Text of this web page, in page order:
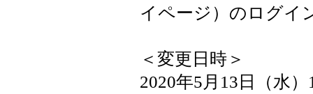
イページ）のログイ
＜変更日時＞
2020年5月13日（水